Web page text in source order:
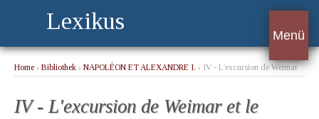
Lexikus
Menü
Home › Bibliothek › NAPOLÉON ET ALEXANDRE I. › IV - L'excursion de Weimar
IV - L'excursion de Weimar et le